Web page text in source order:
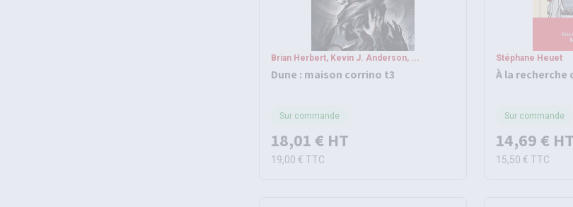
Brian Herbert, Kevin J. Anderson, ...
Dune : maison corrino t3
Sur commande
18,01 € HT
19,00 € TTC
Stéphane Heuet
À la recherche
Sur commande
14,69 € HT
15,50 € TTC